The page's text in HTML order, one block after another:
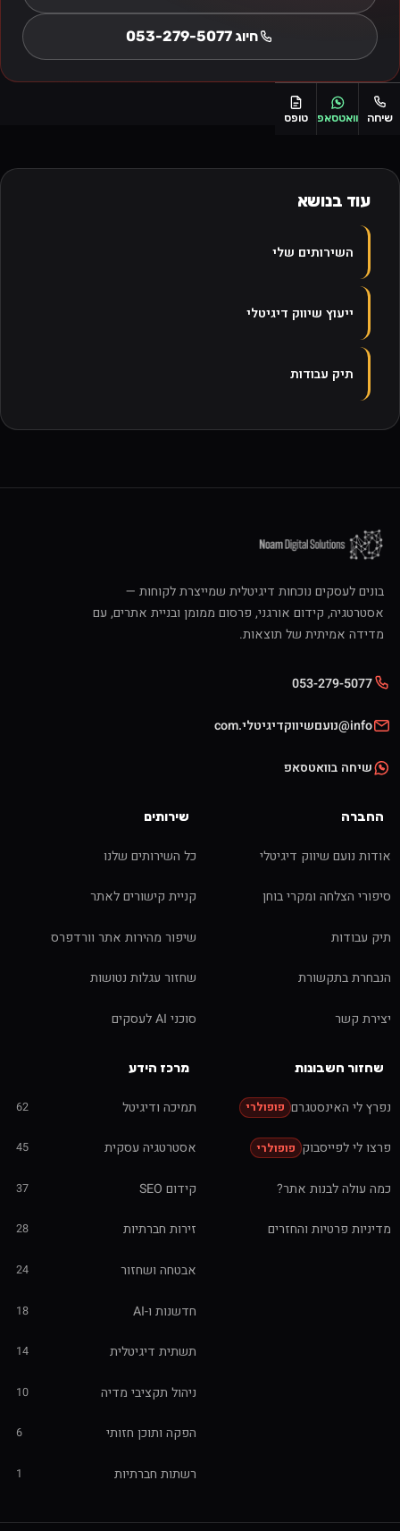
חיוג053-279-5077
שיחה וואטסאפ טופס
עוד בנושא
השירותים שלי
ייעוץ שיווק דיגיטלי
תיק עבודות
בונים לעסקים נוכחות דיגיטלית שמייצרת לקוחות —
אסטרטגיה, קידום אורגני, פרסום ממומן ובניית אתרים, עם
מדידה אמיתית של תוצאות.
053-279-5077
info@נועםשיווקדיגיטלי.com
שיחה בוואטסאפ
החברה
אודות נועם שיווק דיגיטלי
סיפורי הצלחה ומקרי בוחן
תיק עבודות
הנבחרת בתקשורת
יצירת קשר
שירותים
כל השירותים שלנו
קניית קישורים לאתר
שיפור מהירות אתר וורדפרס
שחזור עגלות נטושות
סוכני AI לעסקים
שחזור חשבונות
נפרץ לי האינסטגרם פופולרי
פרצו לי לפייסבוק פופולרי
כמה עולה לבנות אתר?
מדיניות פרטיות והחזרים
מרכז הידע
תמיכה ודיגיטל 62
אסטרטגיה עסקית 45
קידום SEO 37
זירות חברתיות 28
אבטחה ושחזור 24
חדשנות ו-AI 18
תשתית דיגיטלית 14
ניהול תקציבי מדיה 10
הפקה ותוכן חזותי 6
רשתות חברתיות 1